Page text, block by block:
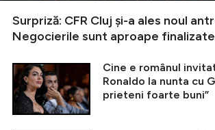
Surpriză: CFR Cluj și-a ales noul
Negocierile sunt aproape finalizate
Cine e românul
Ronaldo la nunta cu
prieteni foarte buni”